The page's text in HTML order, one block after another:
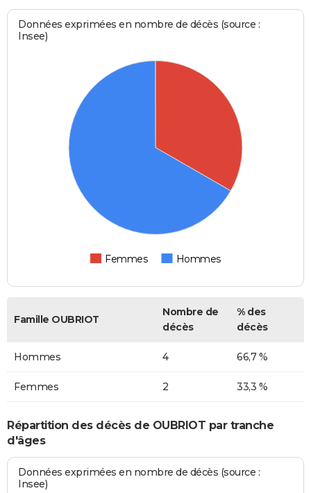
Données exprimées en nombre de décès (source :
Insee)
Femmes Hommes
Famille OUBRIOT
Nombre de
décès
% des
décès
Hommes 4 66,7 %
Femmes 2 33,3 %
Répartition des décès de OUBRIOT par tranche
d'âges
Données exprimées en nombre de décès (source :
Insee)